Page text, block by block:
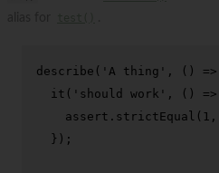
describe ( 'A thing' , () =>
it ( 'should work' , () =>
    assert.
strictEqual ( 1 ,
  });